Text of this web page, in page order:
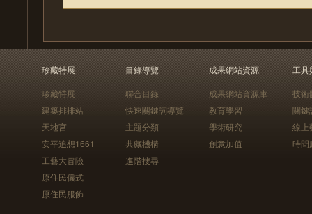
珍藏特展
珍藏特展
建築排排站
天地宮
安平追想1661
工藝大冒險
原住民儀式
原住民服飾
目錄導覽
聯合目錄
快速關鍵詞導覽
主題分類
典藏機構
進階搜尋
成果網站資源
成果網站資源庫
教育學習
學術研究
創意加值
工具
技術
關鍵
線上
時間